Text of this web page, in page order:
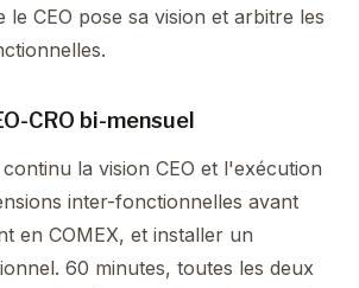
le CEO pose sa vision et arbitre les
CRO bi-mensuel
la vision CEO et l'exécution
inter-fonctionnelles avant
en COMEX, et installer un
60 minutes, toutes les deux